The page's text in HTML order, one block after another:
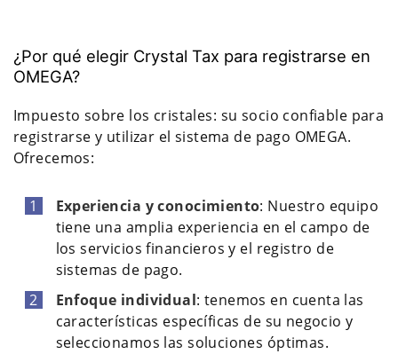
¿Por qué elegir Crystal Tax para registrarse en
OMEGA?
Impuesto sobre los cristales: su socio confiable para
registrarse y utilizar el sistema de pago OMEGA.
Ofrecemos:
Experiencia y conocimiento: Nuestro equipo
tiene una amplia experiencia en el campo de
los servicios financieros y el registro de
sistemas de pago.
Enfoque individual: tenemos en cuenta las
características específicas de su negocio y
seleccionamos las soluciones óptimas.